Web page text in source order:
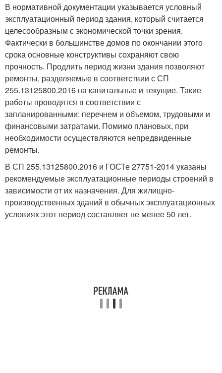
В нормативной документации указывается условный
эксплуатационный период здания, который считается
целесообразным с экономической точки зрения.
Фактически в большинстве домов по окончании этого
срока основные конструктивы сохраняют свою
прочность. Продлить период жизни здания позволяют
ремонты, разделяемые в соответствии с СП
255.13125800.2016 на капитальные и текущие. Такие
работы проводятся в соответствии с
запланированными: перечнем и объемом, трудовыми и
финансовыми затратами. Помимо плановых, при
необходимости осуществляются непредвиденные
ремонты.
В СП 255.13125800.2016 и ГОСТе 27751-2014 указаны
рекомендуемые эксплуатационные периоды строений в
зависимости от их назначения. Для жилищно-
производственных зданий в обычных эксплуатационных
условиях этот период составляет не менее 50 лет.